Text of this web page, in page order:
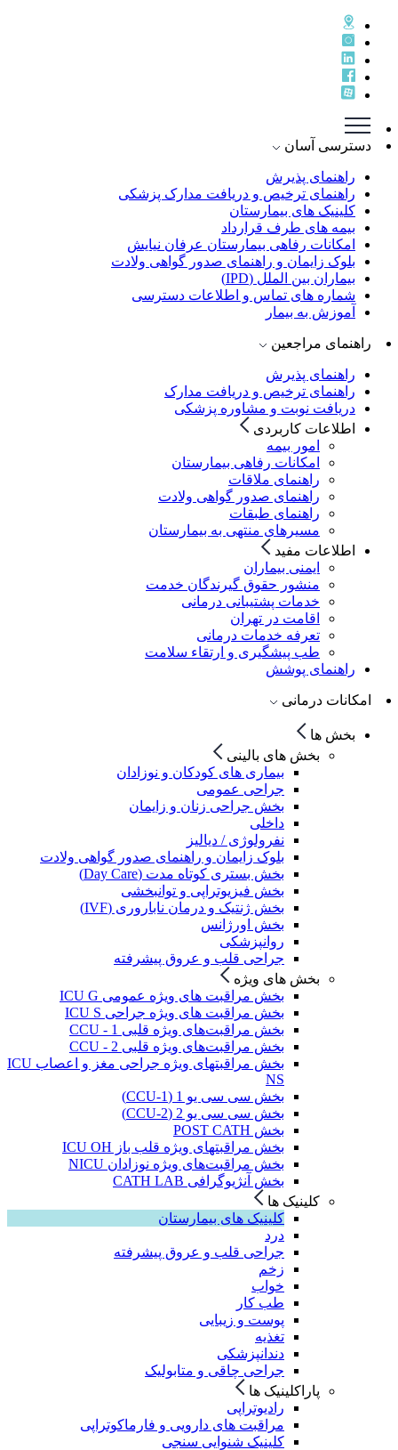
دسترسی آسان
راهنمای پذيرش
راهنمای ترخيص و دريافت مدارک پزشکی
کلینیک های بیمارستان
بیمه های طرف قرارداد
امکانات رفاهی بیمارستان عرفان نیایش
بلوک زایمان و راهنمای صدور گواهی ولادت
بیماران بین الملل (IPD)
شماره های تماس و اطلاعات دسترسی
آموزش به بیمار
راهنمای مراجعین
راهنمای پذیرش
راهنمای ترخیص و دریافت مدارک
دریافت نوبت و مشاوره پزشکی
اطلاعات کاربردی
امور بیمه
امکانات رفاهی بیمارستان
راهنمای ملاقات
راهنمای صدور گواهی ولادت
راهنمای طبقات
مسیرهای منتهی به بیمارستان
اطلاعات مفید
ایمنی بیماران
منشور حقوق گیرندگان خدمت
خدمات پشتیبانی درمانی
اقامت در تهران
تعرفه خدمات درمانی
طب پیشگیری و ارتقاء سلامت
راهنمای پوشش
امکانات درمانی
بخش ها
بخش های بالینی
بیماری های کودکان و نوزادان
جراحی عمومی
بخش جراحی زنان و زایمان
داخلی
نفرولوژی / دیالیز
بلوک زایمان و راهنمای صدور گواهی ولادت
بخش بستری کوتاه مدت (Day Care)
بخش فیزیوتراپی و توانبخشی
بخش ژنتیک و درمان ناباروری (IVF)
بخش اورژانس
روانپزشکی
جراحی قلب و عروق پیشرفته
بخش های ویژه
بخش مراقبت های ویژه عمومی ICU G
بخش مراقبت های ویژه جراحی ICU S
بخش مراقبت‌های ویژه قلبی CCU - 1
بخش مراقبت‌های ویژه قلبی CCU - 2
بخش مراقبتهای ویژه جراحی مغز و اعصاب ICU
NS
بخش سی سی یو 1 (CCU-1)
بخش سی سی یو 2 (CCU-2)
بخش POST CATH
بخش مراقبتهای ویژه قلب باز ICU OH
بخش مراقبت‌های ویژه نوزادان NICU
بخش آنژیوگرافی CATH LAB
کلینیک ها
کلینیک های بیمارستان
درد
جراحی قلب و عروق پیشرفته
زخم
خواب
طب کار
پوست و زیبایی
تغذیه
دندانپزشکی
جراحی چاقی و متابولیک
پاراکلینیک ها
رادیوتراپی
مراقبت های دارویی و فارماکوتراپی
کلینیک شنوایی سنجی